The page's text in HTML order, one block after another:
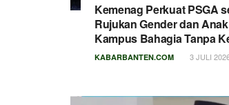
Kemenag Perkuat PSGA
Rujukan Gender dan
Kampus Bahagia Tanpa
KABARBANTEN.COM 3 JULI